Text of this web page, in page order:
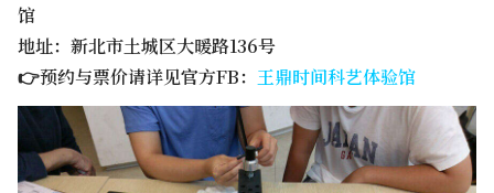
馆
地址：新北市土城区大暖路136号
👉预约与票价请详见官方FB： 王鼎时间科艺体验馆